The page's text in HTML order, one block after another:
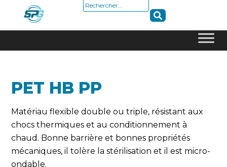
content
Rechercher :
PET HB PP
Matériau flexible double ou triple, résistant aux
chocs thermiques et au conditionnement à
chaud. Bonne barrière et bonnes propriétés
mécaniques, il tolère la stérilisation et il est micro-
ondable.